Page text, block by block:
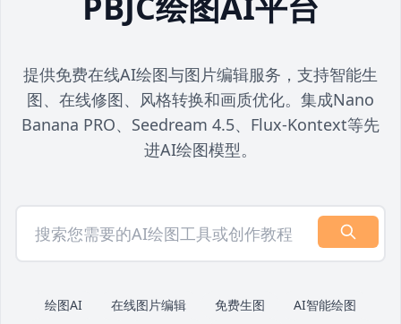
提供免费在线AI绘图与图片编辑服务，支持智能生
图、在线修图、风格转换和画质优化。集成Nano
Banana PRO、Seedream 4.5、Flux-Kontext等先
进AI绘图模型。
绘图AI 在线图片编辑 免费生图
AI智能绘图